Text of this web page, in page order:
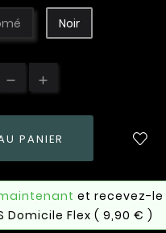
Noir
PANIER
et recevez-le
Domicile Flex ( 9,90 € )